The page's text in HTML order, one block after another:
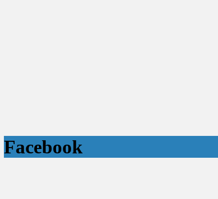
Facebook